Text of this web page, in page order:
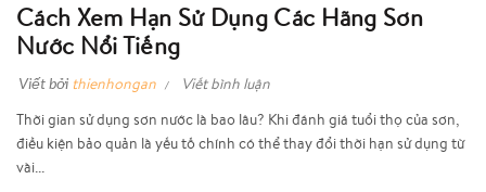
Cách Xem Hạn Sử Dụng Các Hãng Sơn
Nước Nổi Tiếng
Viết bởi thienhongan
Viết bình luận
Thời gian sử dụng sơn nước là bao lâu? Khi đánh giá tuổi thọ của sơn,
điều kiện bảo quản là yếu tố chính có thể thay đổi thời hạn sử dụng từ
vài...